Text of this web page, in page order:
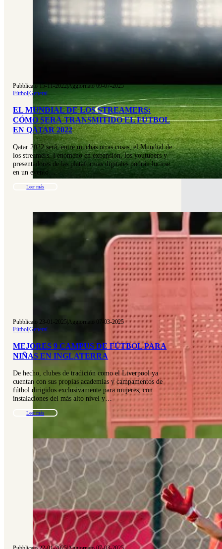
Pubblicato 15-11-2022|Aggiornato 09-07-2025
Fútbol|General
EL MUNDIAL DE LOS STREAMERS:
CÓMO SERÁ TRANSMITIDO EL FÚTBOL
EN QATAR 2022
Qatar 2022 será, entre muchas otras cosas, el Mundial de
los streamers. Fenómeno en expansión, los youtubers y
presentadores de las plataformas digitales podrán lucirse
en un evento…
Leer más
Pubblicato 23-01-2025|Aggiornato 07-03-2025
Fútbol|General
MEJORES 9 CAMPUS DE FÚTBOL PARA
NIÑAS EN INGLATERRA
De hecho, clubes de tradición como el Liverpool ya
cuentan con sus propias academias y campamentos de
fútbol dirigidos exclusivamente para mujeres, con
instalaciones del más alto nivel y…
Leer más